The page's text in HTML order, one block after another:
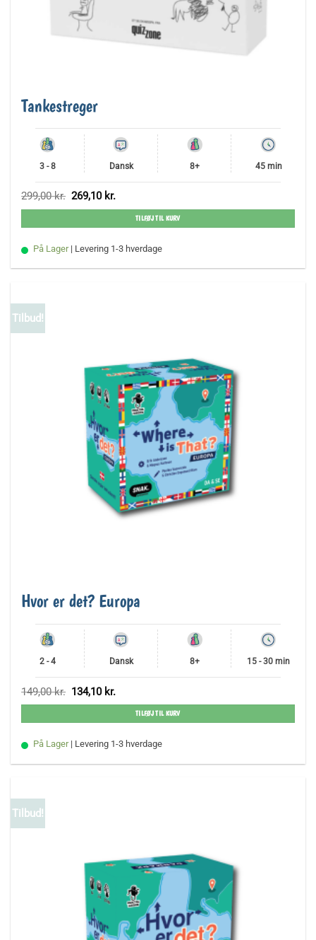
Tankestreger
3 - 8 Dansk 8+ 45 min
299,00kr. Den
oprindelige
pris
299,00 kr..
269,10 kr.
aktuelle
pris
269,10 kr..
TILFØJ TIL KURV
På Lager | Levering 1-3 hverdage
Tilbud!
Hvor er det? Europa
2 - 4 Dansk 8+ 15 - 30 min
149,00kr. Den
oprindelige
pris
149,00 kr..
134,10 kr.
aktuelle
pris
134,10 kr..
TILFØJ TIL KURV
På Lager | Levering 1-3 hverdage
Tilbud!